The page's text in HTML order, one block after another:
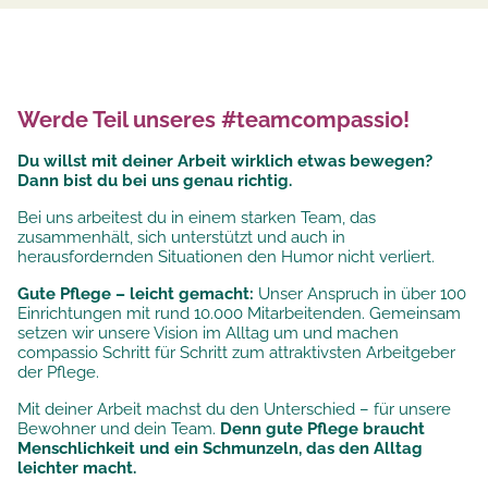
Werde Teil unseres #teamcompassio!
Du willst mit deiner Arbeit wirklich etwas bewegen?
Dann bist du bei uns genau richtig.
Bei uns arbeitest du in einem starken Team, das
zusammenhält, sich unterstützt und auch in
herausfordernden Situationen den Humor nicht verliert.
Gute Pflege – leicht gemacht: Unser Anspruch in über 100
Einrichtungen mit rund 10.000 Mitarbeitenden. Gemeinsam
setzen wir unsereVision im Alltag um und machen
compassio Schritt für Schritt zum attraktivsten Arbeitgeber
der Pflege.
Mit deiner Arbeit machst du den Unterschied – für unsere
Bewohner und dein Team. Denn gute Pflege braucht
Menschlichkeit und ein Schmunzeln, das den Alltag
leichter macht.